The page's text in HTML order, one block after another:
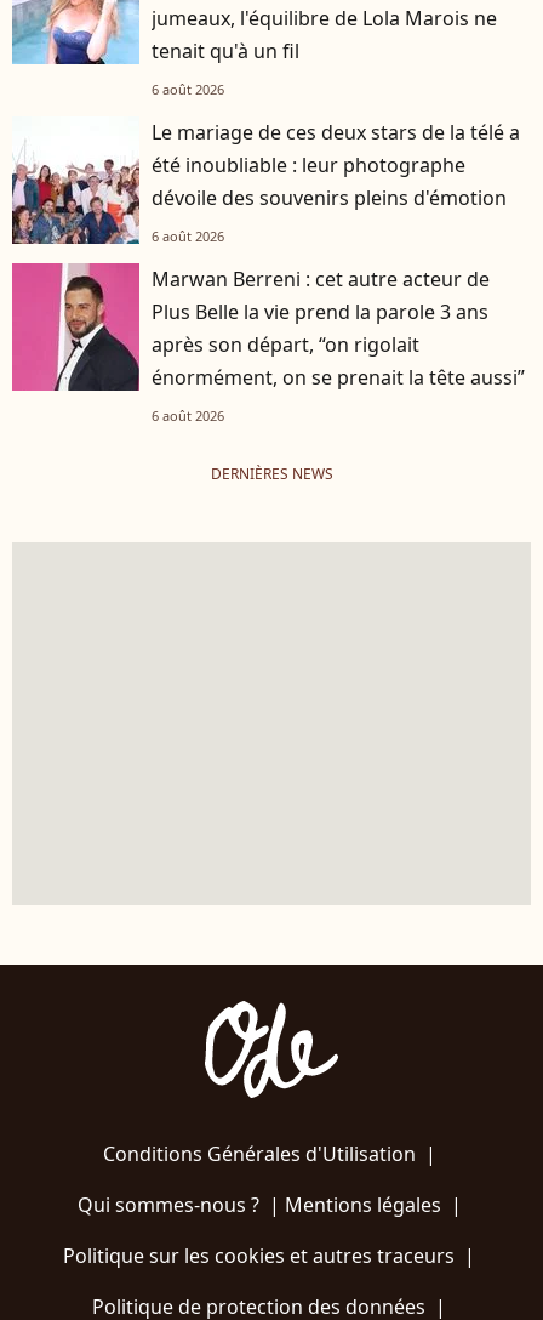
jumeaux, l'équilibre de Lola Marois ne
tenait qu'à un fil
6 août 2026
Le mariage de ces deux stars de la télé a
été inoubliable : leur photographe
dévoile des souvenirs pleins d'émotion
6 août 2026
Marwan Berreni : cet autre acteur de
Plus Belle la vie prend la parole 3 ans
après son départ, “on rigolait
énormément, on se prenait la tête aussi”
6 août 2026
DERNIÈRES NEWS
Conditions Générales d'Utilisation |
Qui sommes-nous ?| Mentions légales |
Politique sur les cookies et autres traceurs |
Politique de protection des données |